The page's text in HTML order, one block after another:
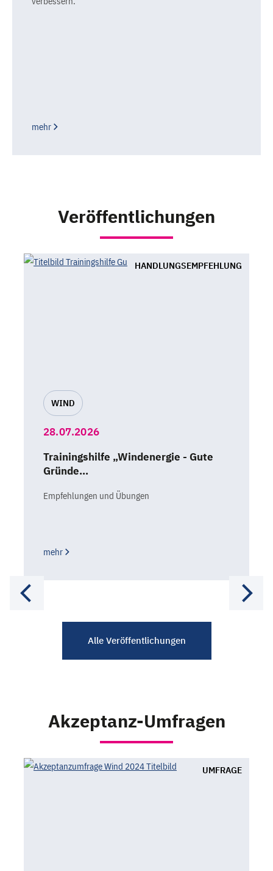
mehr
Veröffentlichungen
HANDLUNGSEMPFEHLUNG
WIND
28.07.2026
Trainingshilfe „Windenergie - Gute
Gründe…
Empfehlungen und Übungen
mehr
Alle Veröffentlichungen
Akzeptanz-Umfragen
UMFRAGE